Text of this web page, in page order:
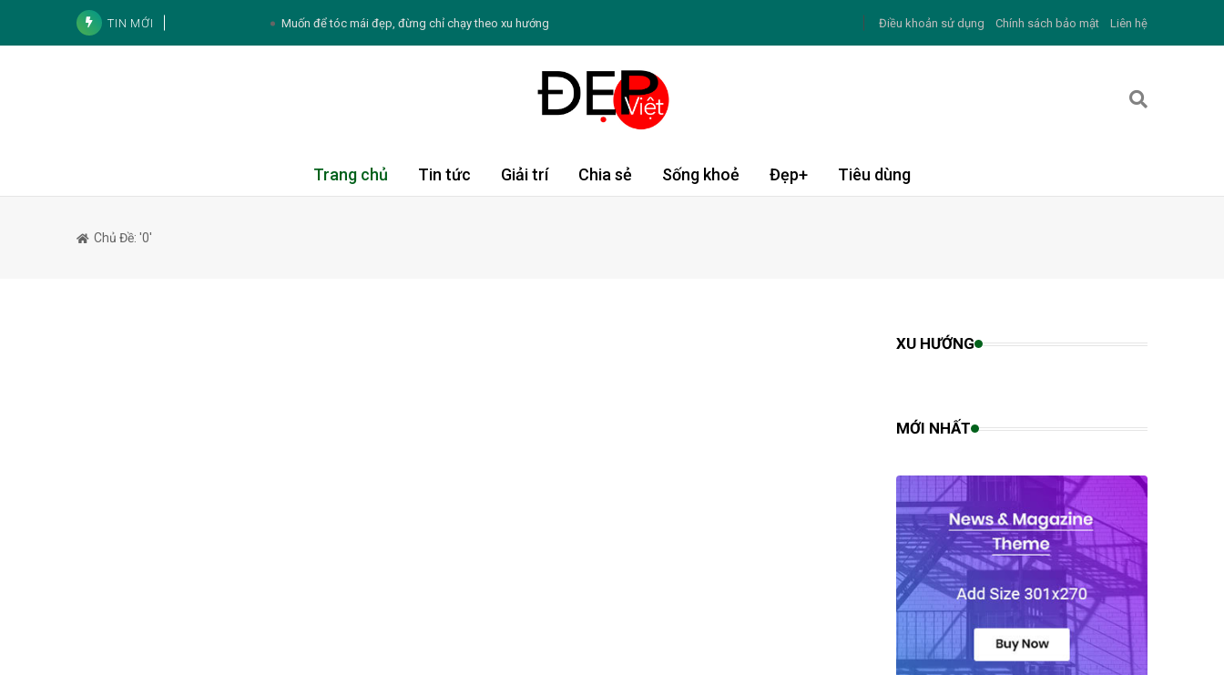
TIN MỚI Muốn để tóc mái đẹp, đừng chỉ chạy theo xu hướng
Noo Phước Thịnh và cách tích lũy tài sản: Không ồn ào, ưu tiên những giá trị bền vững
Tử vi cá nhân hàng ngày 12 cung Hoàng Đạo thứ bảy ngày 8/8/2026: Sư Tử tràn động lực
Thực đơn hàng ngày: Chè hạt sen củ năng
Điều khoản sử dụng Chính sách bảo mật Liên hệ
Trang chủ Tin tức Giải trí Chia sẻ Sống khoẻ Đẹp+ Tiêu dùng
Chủ Đề: '0'
XU HƯỚNG
MỚI NHẤT